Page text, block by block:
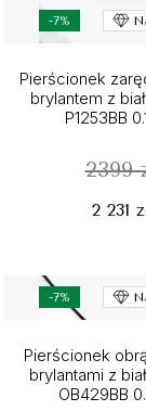
-7%
Pierścionek
brylantem z
P1253BB
2399
2 231
-7%
Pierścionek
brylantami z
OB429BB